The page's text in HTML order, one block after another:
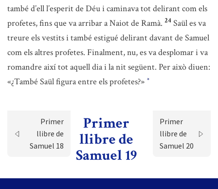
també d’ell l’esperit de Déu i caminava tot delirant com els
profetes, fins que va arribar a Naiot de Ramà. 24 Saül es va
treure els vestits i també estigué delirant davant de Samuel
com els altres profetes. Finalment, nu, es va desplomar i va
romandre així tot aquell dia i la nit següent. Per això diuen:
«¿També Saül figura entre els profetes?» *
Primer
llibre de
Samuel 18
Primer
llibre de
Samuel 19
Primer
llibre de
Samuel 20